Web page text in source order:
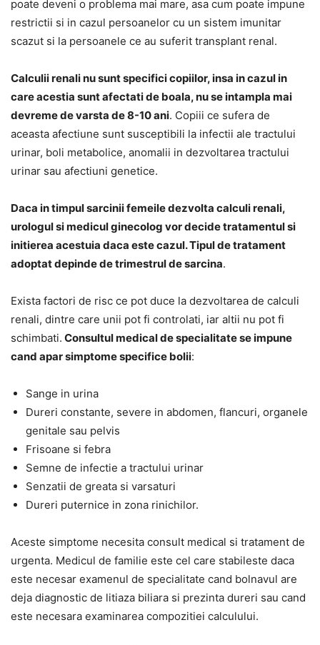
poate deveni o problema mai mare, asa cum poate impune
restrictii si in cazul persoanelor cu un sistem imunitar
scazut si la persoanele ce au suferit transplant renal.
Calculii renali nu sunt specifici copiilor, insa in cazul in
care acestia sunt afectati de boala, nu se intampla mai
devreme de varsta de 8-10 ani. Copiii ce sufera de
aceasta afectiune sunt susceptibili la infectii ale tractului
urinar, boli metabolice, anomalii in dezvoltarea tractului
urinar sau afectiuni genetice.
Daca in timpul sarcinii femeile dezvolta calculi renali,
urologul si medicul ginecolog vor decide tratamentul si
initierea acestuia daca este cazul. Tipul de tratament
adoptat depinde de trimestrul de sarcina.
Exista factori de risc ce pot duce la dezvoltarea de calculi
renali, dintre care unii pot fi controlati, iar altii nu pot fi
schimbati. Consultul medical de specialitate se impune
cand apar simptome specifice bolii:
Sange in urina
Dureri constante, severe in abdomen, flancuri, organele
genitale sau pelvis
Frisoane si febra
Semne de infectie a tractului urinar
Senzatii de greata si varsaturi
Dureri puternice in zona rinichilor.
Aceste simptome necesita consult medical si tratament de
urgenta. Medicul de familie este cel care stabileste daca
este necesar examenul de specialitate cand bolnavul are
deja diagnostic de litiaza biliara si prezinta dureri sau cand
este necesara examinarea compozitiei calculului.